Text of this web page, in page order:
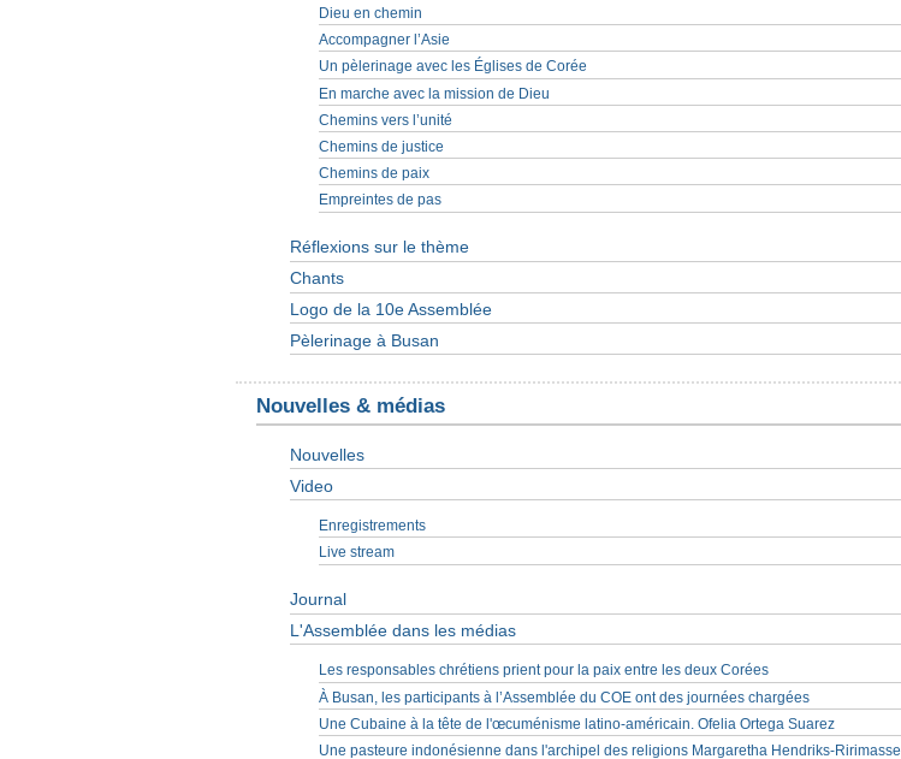
Dieu en chemin
Accompagner l’Asie
Un pèlerinage avec les Églises de Corée
En marche avec la mission de Dieu
Chemins vers l’unité
Chemins de justice
Chemins de paix
Empreintes de pas
Réflexions sur le thème
Chants
Logo de la 10e Assemblée
Pèlerinage à Busan
Nouvelles & médias
Nouvelles
Video
Enregistrements
Live stream
Journal
L'Assemblée dans les médias
Les responsables chrétiens prient pour la paix entre les deux Corées
À Busan, les participants à l’Assemblée du COE ont des journées chargées
Une Cubaine à la tête de l'œcuménisme latino-américain. Ofelia Ortega Suarez
Une pasteure indonésienne dans l'archipel des religions Margaretha Hendriks-Ririmasse